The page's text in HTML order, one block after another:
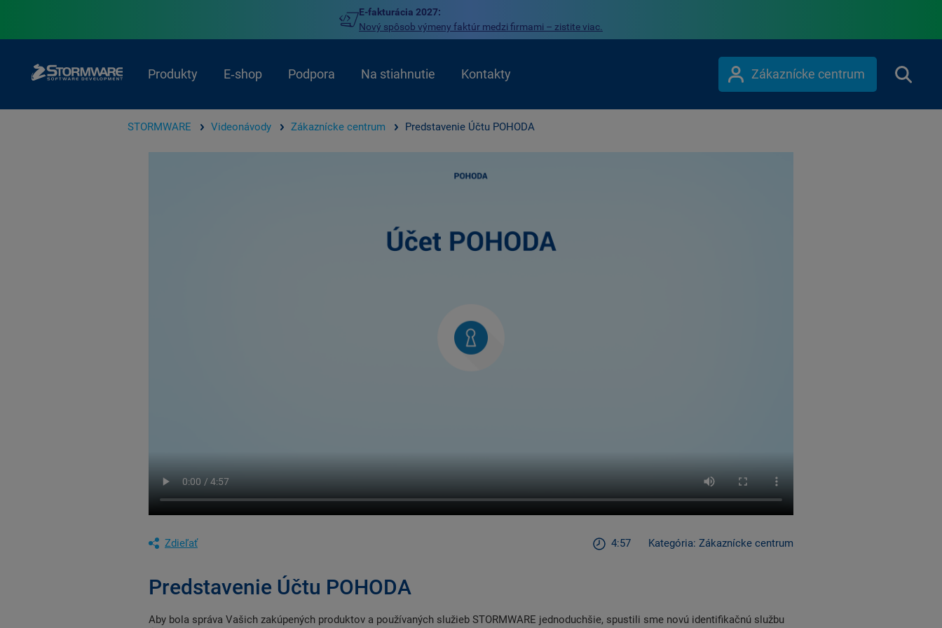
E-fakturácia 2027:
Nový spôsob výmeny faktúr medzi firmami – zistite viac.
Produkty E‑shop Podpora Na stiahnutie Kontakty Zákaznícke centrum
STORMWARE Videonávody Zákaznícke centrum Predstavenie Účtu POHODA
Zdieľať 4:57 Kategória: Zákaznícke centrum
Predstavenie Účtu POHODA
Aby bola správa Vašich zakúpených produktov a používaných služieb STORMWARE jednoduchšie, spustili sme novú identifikačnú službu